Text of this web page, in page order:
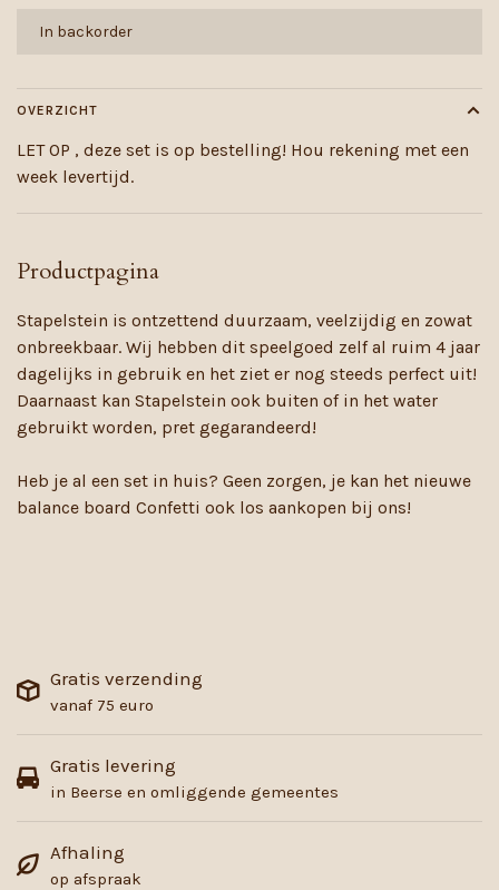
In backorder
OVERZICHT
LET OP , deze set is op bestelling! Hou rekening met een
week levertijd.
Productpagina
Stapelstein is ontzettend duurzaam, veelzijdig en zowat
onbreekbaar. Wij hebben dit speelgoed zelf al ruim 4 jaar
dagelijks in gebruik en het ziet er nog steeds perfect uit!
Daarnaast kan Stapelstein ook buiten of in het water
gebruikt worden, pret gegarandeerd!
Heb je al een set in huis? Geen zorgen, je kan het nieuwe
balance board Confetti ook los aankopen bij ons!
Gratis verzending
vanaf 75 euro
Gratis levering
in Beerse en omliggende gemeentes
Afhaling
op afspraak